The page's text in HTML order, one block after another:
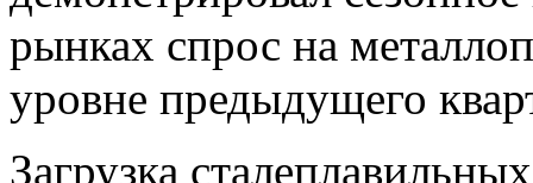
рынках спрос на
уровне предыдущего
Загрузка